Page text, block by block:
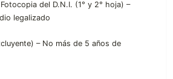
del D.N.I. (1° y 2° hoja) –
legalizado
– No más de 5 años de